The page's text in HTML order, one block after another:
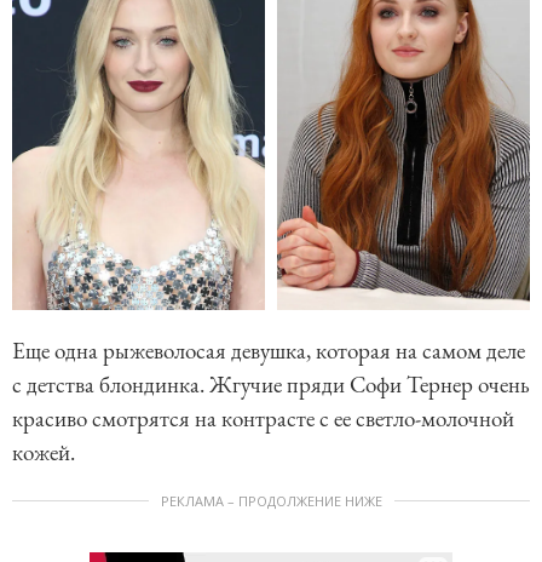
Еще одна рыжеволосая девушка, которая на самом деле
с детства блондинка. Жгучие пряди Софи Тернер очень
красиво смотрятся на контрасте с ее светло-молочной
кожей.
РЕКЛАМА – ПРОДОЛЖЕНИЕ НИЖЕ